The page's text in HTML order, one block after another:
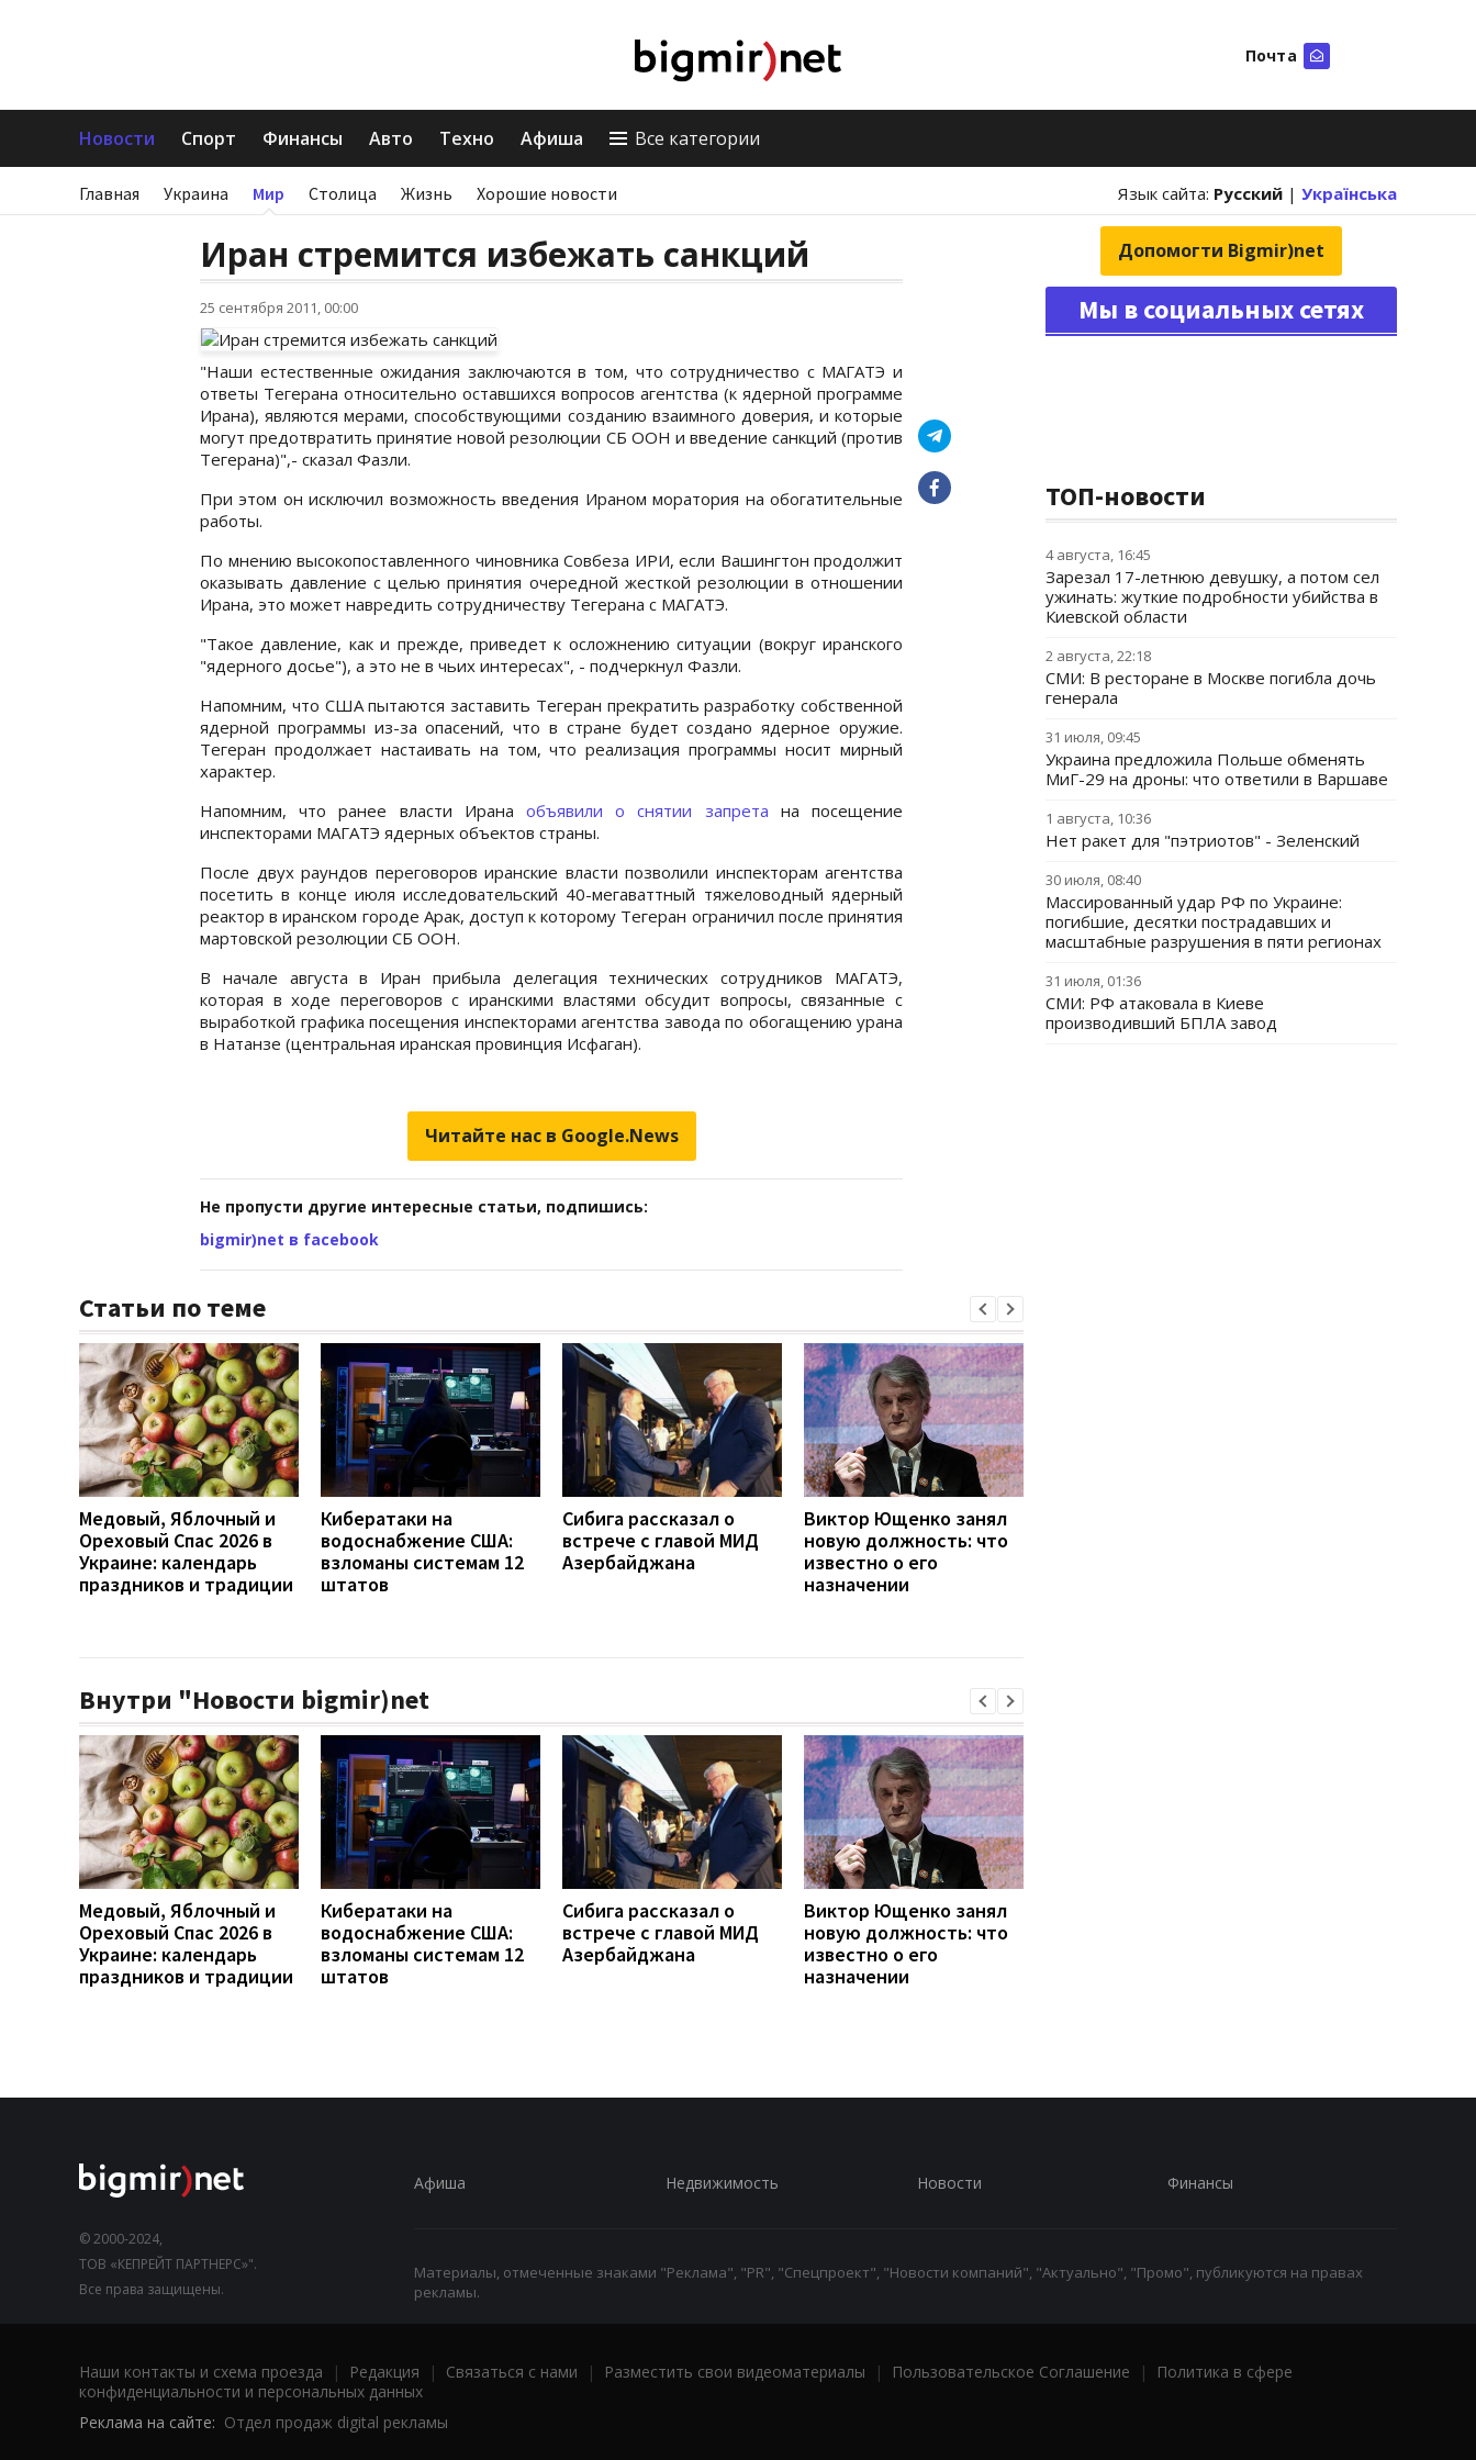
Почта
Новости Спорт Финансы Авто Техно Афиша Все категории
Главная Украина Мир Столица Жизнь Хорошие новости Язык сайта: Русский | Українська
Иран стремится избежать санкций
25 сентября 2011, 00:00
"Наши естественные ожидания заключаются в том, что сотрудничество с МАГАТЭ и
ответы Тегерана относительно оставшихся вопросов агентства (к ядерной программе
Ирана), являются мерами, способствующими созданию взаимного доверия, и которые
могут предотвратить принятие новой резолюции СБ ООН и введение санкций (против
Тегерана)",- сказал Фазли.
При этом он исключил возможность введения Ираном моратория на обогатительные
работы.
По мнению высокопоставленного чиновника Совбеза ИРИ, если Вашингтон продолжит
оказывать давление с целью принятия очередной жесткой резолюции в отношении
Ирана, это может навредить сотрудничеству Тегерана с МАГАТЭ.
"Такое давление, как и прежде, приведет к осложнению ситуации (вокруг иранского
"ядерного досье"), а это не в чьих интересах", - подчеркнул Фазли.
Напомним, что США пытаются заставить Тегеран прекратить разработку собственной
ядерной программы из-за опасений, что в стране будет создано ядерное оружие.
Тегеран продолжает настаивать на том, что реализация программы носит мирный
характер.
Напомним, что ранее власти Ирана объявили о снятии запрета на посещение
инспекторами МАГАТЭ ядерных объектов страны.
После двух раундов переговоров иранские власти позволили инспекторам агентства
посетить в конце июля исследовательский 40-мегаваттный тяжеловодный ядерный
реактор в иранском городе Арак, доступ к которому Тегеран ограничил после принятия
мартовской резолюции СБ ООН.
В начале августа в Иран прибыла делегация технических сотрудников МАГАТЭ,
которая в ходе переговоров с иранскими властями обсудит вопросы, связанные с
выработкой графика посещения инспекторами агентства завода по обогащению урана
в Натанзе (центральная иранская провинция Исфаган).
Читайте нас в Google.News
Не пропусти другие интересные статьи, подпишись:
bigmir)net в facebook
Статьи по теме
Медовый, Яблочный и
Ореховый Спас 2026 в
Украине: календарь
праздников и традиции
Кибератаки на
водоснабжение США:
взломаны системам 12
штатов
Сибига рассказал о
встрече с главой МИД
Азербайджана
Виктор Ющенко занял
новую должность: что
известно о его
назначении
Внутри "Новости bigmir)net
Медовый, Яблочный и
Ореховый Спас 2026 в
Украине: календарь
праздников и традиции
Кибератаки на
водоснабжение США:
взломаны системам 12
штатов
Сибига рассказал о
встрече с главой МИД
Азербайджана
Виктор Ющенко занял
новую должность: что
известно о его
назначении
Допомогти Bigmir)net
Мы в социальных сетях
ТОП-новости
4 августа, 16:45
Зарезал 17-летнюю девушку, а потом сел
ужинать: жуткие подробности убийства в
Киевской области
2 августа, 22:18
СМИ: В ресторане в Москве погибла дочь
генерала
31 июля, 09:45
Украина предложила Польше обменять
МиГ-29 на дроны: что ответили в Варшаве
1 августа, 10:36
Нет ракет для "пэтриотов" - Зеленский
30 июля, 08:40
Массированный удар РФ по Украине:
погибшие, десятки пострадавших и
масштабные разрушения в пяти регионах
31 июля, 01:36
СМИ: РФ атаковала в Киеве
производивший БПЛА завод
© 2000-2024,
ТОВ «КЕПРЕЙТ ПАРТНЕРС»".
Все права защищены.
Афиша Недвижимость Новости Финансы
Материалы, отмеченные знаками "Реклама", "PR", "Спецпроект", "Новости компаний", "Актуально", "Промо", публикуются на правах
рекламы.
Наши контакты и схема проезда | Редакция | Связаться с нами | Разместить свои видеоматериалы | Пользовательское Соглашение |
Политика в сфере
конфиденциальности и персональных данных
Реклама на сайте: Отдел продаж digital рекламы